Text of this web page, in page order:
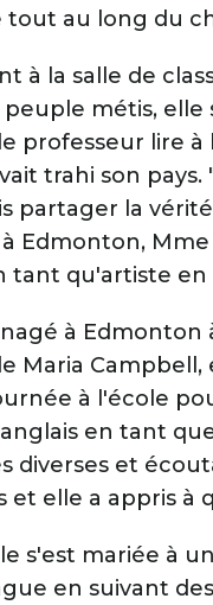
tout au long du
à la salle de
peuple métis,
professeur lire à
trahi son
partager la
Edmonton,
tant qu'artiste en
à Edmonton
Maria
à l'école
en tant
diverses et
et elle a appris à
s'est mariée à
en suivant